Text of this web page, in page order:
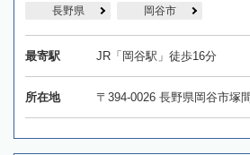
長野県 岡谷市
最寄駅 JR「岡谷駅」徒歩16分
所在地 〒394-0026 長野県岡谷市塚